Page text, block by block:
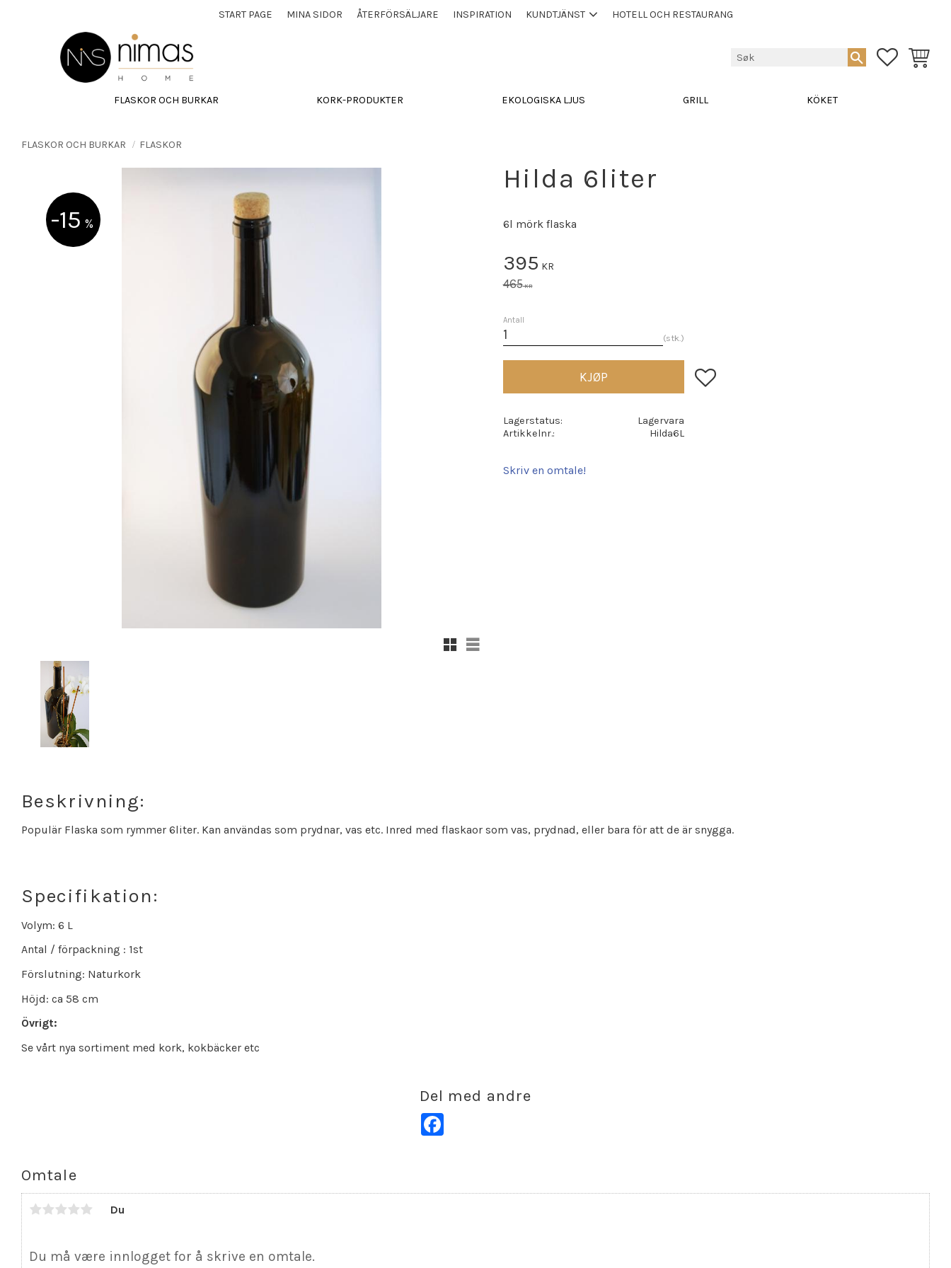
START PAGE MINA SIDOR ÅTERFÖRSÄLJARE INSPIRATION KUNDTJÄNST HOTELL OCH RESTAURANG
FLASKOR OCH BURKAR KORK-PRODUKTER EKOLOGISKA LJUS GRILL KÖKET
FLASKOR OCH BURKAR FLASKOR
Hilda 6liter
6l mörk flaska
15 %
RutenettListe
Nedsatt pris:
395 KR
Ordinær pris:
465KR
Antall
stk.
KJØP Lagre som favoritt
Lagerstatus
Lagervara
Artikkelnr.
Hilda6L
Skriv en omtale!
Beskrivning:
Populär Flaska som rymmer 6liter. Kan användas som prydnar, vas etc. Inred med flaskaor som vas, prydnad, eller bara för att de är snygga.
Specifikation:
Volym: 6 L
Antal / förpackning : 1st
Förslutning: Naturkork
Höjd: ca 58 cm
Övrigt:
Se vårt nya sortiment med kork, kokbäcker etc
Del med andre
Facebook
Omtale
Du